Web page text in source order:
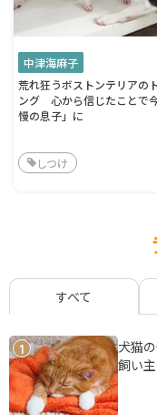
中津海麻子
荒れ狂うボストンテリアの
ング 心から信じたことで
慢の息子」に
しつけ
すべて
1
犬猫
飼い